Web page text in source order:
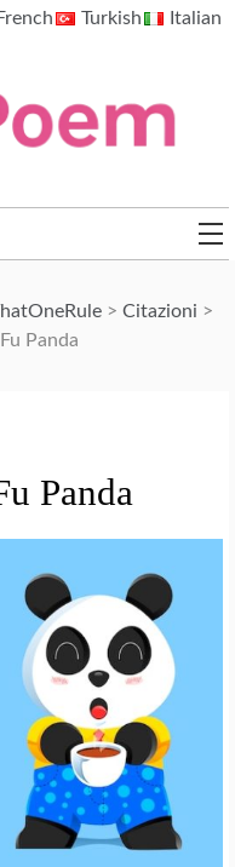
French Turkish Italian
> Citazioni >
Panda
Panda